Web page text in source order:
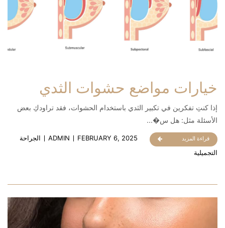
خيارات مواضع حشوات الثدي
إذا كنتِ تفكرين في تكبير الثدي باستخدام الحشوات، فقد تراودكِ بعض
الأسئلة مثل: هل س�...
قراءة المزيد ADMIN FEBRUARY 6, 2025
الجراحة
التجميلية